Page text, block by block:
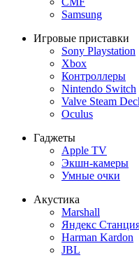
Samsung
Игровые приставки
Sony Playstation
Xbox
Контроллеры
Nintendo Switch
Valve Steam
Oculus
Гаджеты
Apple TV
Экшн-камеры
Умные очки
Акустика
Marshall
Яндекс
Harman Kardon
JBL